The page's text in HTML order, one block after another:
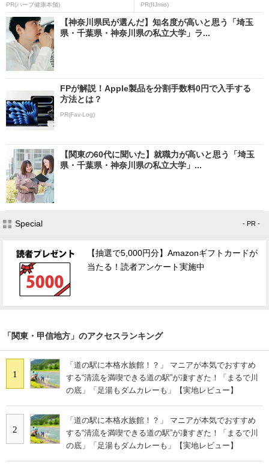
PR(ハーブ健康本舗) PR(IIJmio)
【神奈川県民が選んだ】知名度が高いと思う「埼玉
県・千葉県・神奈川県の私立大学」ラ...
FPが解説！Apple製品を分割手数料0円で入手する
方法とは？
PR(Fav-Log)
【関東の60代に聞いた】就職力が高いと思う「埼玉
県・千葉県・神奈川県の私立大学」...
Special - PR -
【抽選で5,000円分】Amazonギフトカードが
当たる！読者アンケート実施中
「関東・甲信地方」のアクセスランキング
1
「道の駅に本格水族館！？」 マニアが本気でおすすめ
する“清流を満喫できる道の駅”が凄すぎた！「まるで川
の底」「足湯もダムカレーも」【実地レビュー】
2
「道の駅に本格水族館！？」 マニアが本気でおすすめ
する“清流を満喫できる道の駅”が凄すぎた！「まるで川
の底」「足湯もダムカレーも」【実地レビュー】